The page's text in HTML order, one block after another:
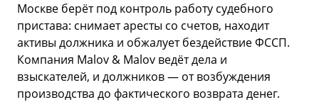
Москве берёт под контроль работу судебного
пристава: снимает аресты со счетов, находит
активы должника и обжалует бездействие ФССП.
Компания Malov & Malov ведёт дела и
взыскателей, и должников — от возбуждения
производства до фактического возврата денег.